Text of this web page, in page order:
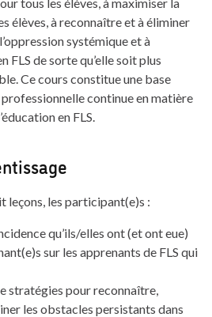
élèves, à reconnaître et à éliminer
systémique et à
FLS de sorte qu’elle soit plus
Ce cours constitue une base
continue en matière
en FLS.
leçons, les participant(e)s :
qu’ils/elles ont (et ont eue)
sur les apprenants de FLS qui
stratégies pour reconnaître,
les obstacles persistants dans